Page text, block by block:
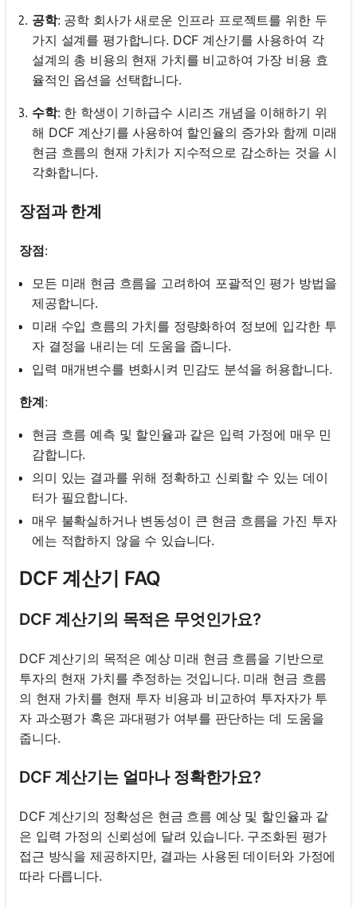
공학: 공학 회사가 새로운 인프라 프로젝트를 위한 두
가지 설계를 평가합니다. DCF 계산기를 사용하여 각
설계의 총 비용의 현재 가치를 비교하여 가장 비용 효
율적인 옵션을 선택합니다.
수학: 한 학생이 기하급수 시리즈 개념을 이해하기 위
해 DCF 계산기를 사용하여 할인율의 증가와 함께 미래
현금 흐름의 현재 가치가 지수적으로 감소하는 것을 시
각화합니다.
장점과 한계
장점:
모든 미래 현금 흐름을 고려하여 포괄적인 평가 방법을
제공합니다.
미래 수입 흐름의 가치를 정량화하여 정보에 입각한 투
자 결정을 내리는 데 도움을 줍니다.
입력 매개변수를 변화시켜 민감도 분석을 허용합니다.
한계:
현금 흐름 예측 및 할인율과 같은 입력 가정에 매우 민
감합니다.
의미 있는 결과를 위해 정확하고 신뢰할 수 있는 데이
터가 필요합니다.
매우 불확실하거나 변동성이 큰 현금 흐름을 가진 투자
에는 적합하지 않을 수 있습니다.
DCF 계산기 FAQ
DCF 계산기의 목적은 무엇인가요?
DCF 계산기의 목적은 예상 미래 현금 흐름을 기반으로
투자의 현재 가치를 추정하는 것입니다. 미래 현금 흐름
의 현재 가치를 현재 투자 비용과 비교하여 투자자가 투
자 과소평가 혹은 과대평가 여부를 판단하는 데 도움을
줍니다.
DCF 계산기는 얼마나 정확한가요?
DCF 계산기의 정확성은 현금 흐름 예상 및 할인율과 같
은 입력 가정의 신뢰성에 달려 있습니다. 구조화된 평가
접근 방식을 제공하지만, 결과는 사용된 데이터와 가정에
따라 다릅니다.